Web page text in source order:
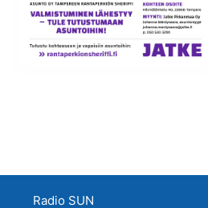
Radio SUN